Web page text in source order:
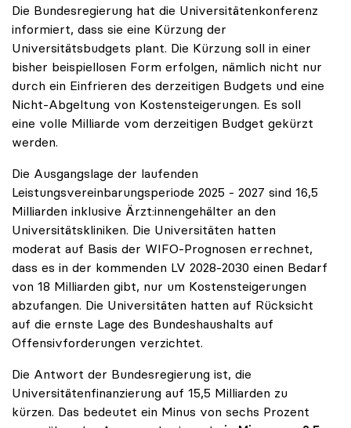
Die Bundesregierung hat die Universitätenkonferenz
informiert, dass sie eine Kürzung der
Universitätsbudgets plant. Die Kürzung soll in einer
bisher beispiellosen Form erfolgen, nämlich nicht nur
durch ein Einfrieren des derzeitigen Budgets und eine
Nicht-Abgeltung von Kostensteigerungen. Es soll
eine volle Milliarde vom derzeitigen Budget gekürzt
werden.
Die Ausgangslage der laufenden
Leistungsvereinbarungsperiode 2025 - 2027 sind 16,5
Milliarden inklusive Ärzt:innengehälter an den
Universitätskliniken. Die Universitäten hatten
moderat auf Basis der WIFO-Prognosen errechnet,
dass es in der kommenden LV 2028-2030 einen Bedarf
von 18 Milliarden gibt, nur um Kostensteigerungen
abzufangen. Die Universitäten hatten auf Rücksicht
auf die ernste Lage des Bundeshaushalts auf
Offensivforderungen verzichtet.
Die Antwort der Bundesregierung ist, die
Universitätenfinanzierung auf 15,5 Milliarden zu
kürzen. Das bedeutet ein Minus von sechs Prozent